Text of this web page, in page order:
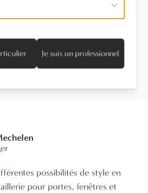
techniques
possibilités de style en
pour portes, fenêtres et
Je suis un professionnel